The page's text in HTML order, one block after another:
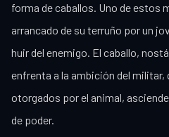
forma de caballos. Uno de estos
arrancado de su terruño por un
huir del enemigo. El caballo,
enfrenta a la ambición del militar,
otorgados por el animal,
de poder.